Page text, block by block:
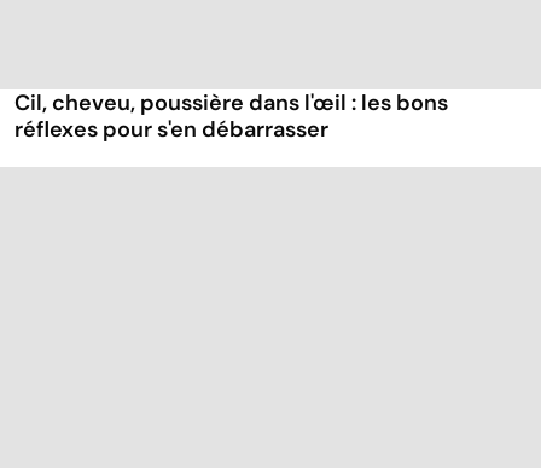
Cil, cheveu, poussière dans l'œil : les bons
réflexes pour s'en débarrasser